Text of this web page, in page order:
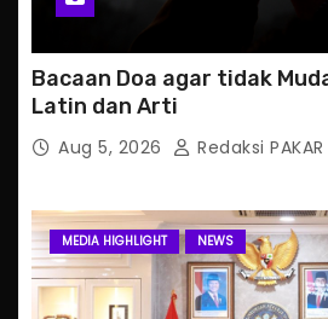
Bacaan Doa agar tidak
Latin dan Arti
Aug 5, 2026 Redaksi PAKAR
MEDIA HIGHLIGHT NEWS